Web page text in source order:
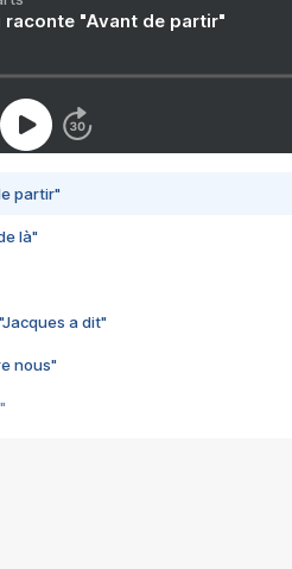
raconte "Avant de partir"
partir"
là"
a dit"
nous"